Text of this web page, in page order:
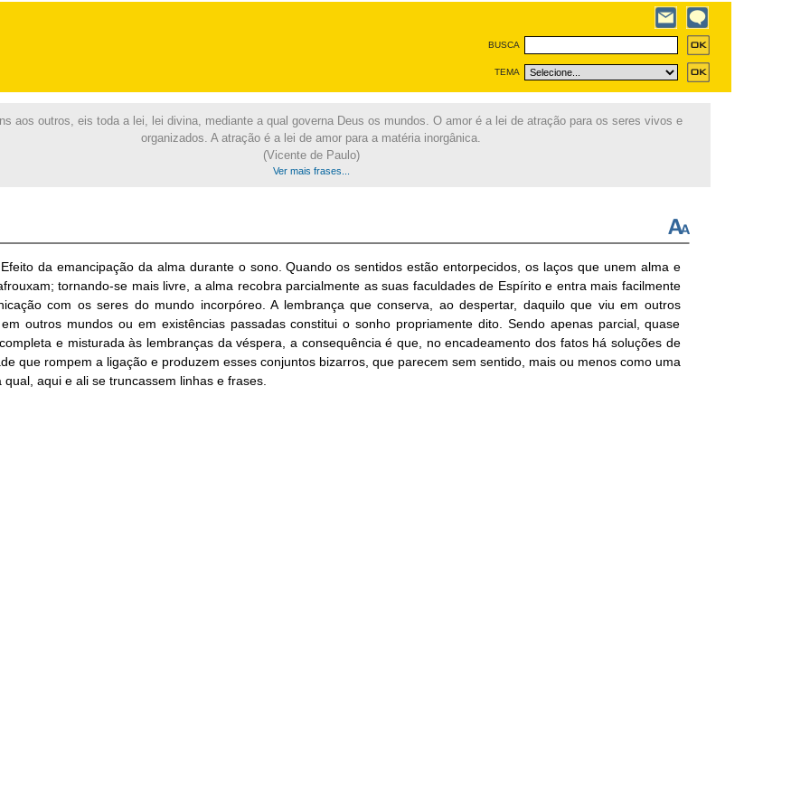
BUSCA
TEMA
aos outros, eis toda a lei, lei divina, mediante a qual governa Deus os mundos. O amor é a lei de atração para os seres vivos e
organizados. A atração é a lei de amor para a matéria inorgânica.
(Vicente de Paulo)
Ver mais frases...
da emancipação da alma durante o sono. Quando os sentidos estão entorpecidos, os laços que unem alma e
tornando-se mais livre, a alma recobra parcialmente as suas faculdades de Espírito e entra mais facilmente
com os seres do mundo incorpóreo. A lembrança que conserva, ao desper­tar, daquilo que viu em outros
outros mundos ou em existências passadas constitui o sonho propriamente dito. Sendo apenas parcial, quase
e misturada às lembranças da véspera, a consequência é que, no encadeamento dos fatos há soluções de
que rompem a ligação e produzem esses conjuntos bizarros, que parecem sem sentido, mais ou menos como uma
qual, aqui e ali se truncas­sem linhas e frases.